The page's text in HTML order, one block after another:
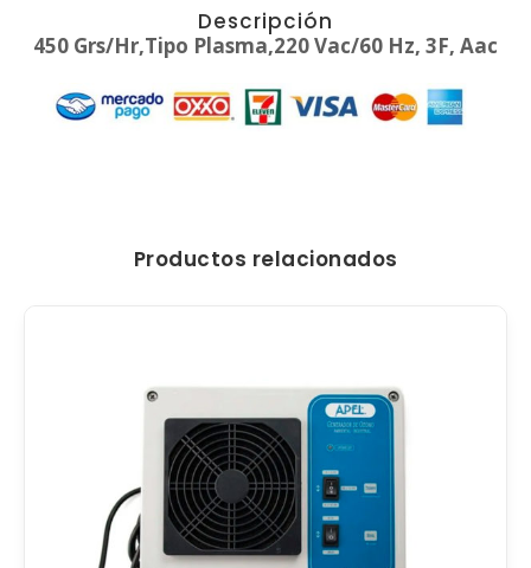
Descripción
450 Grs/Hr,Tipo Plasma,220 Vac/60 Hz, 3F, Aac
Productos relacionados